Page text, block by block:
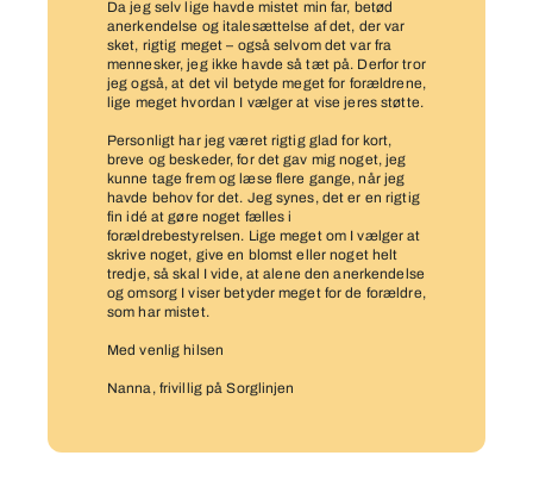
Da jeg selv lige havde mistet min far, betød
anerkendelse og italesættelse af det, der var
sket, rigtig meget – også selvom det var fra
mennesker, jeg ikke havde så tæt på. Derfor tror
jeg også, at det vil betyde meget for forældrene,
lige meget hvordan I vælger at vise jeres støtte.
Personligt har jeg været rigtig glad for kort,
breve og beskeder, for det gav mig noget, jeg
kunne tage frem og læse flere gange, når jeg
havde behov for det. Jeg synes, det er en rigtig
fin idé at gøre noget fælles i
forældrebestyrelsen. Lige meget om I vælger at
skrive noget, give en blomst eller noget helt
tredje, så skal I vide, at alene den anerkendelse
og omsorg I viser betyder meget for de forældre,
som har mistet.
Med venlig hilsen
Nanna, frivillig på Sorglinjen